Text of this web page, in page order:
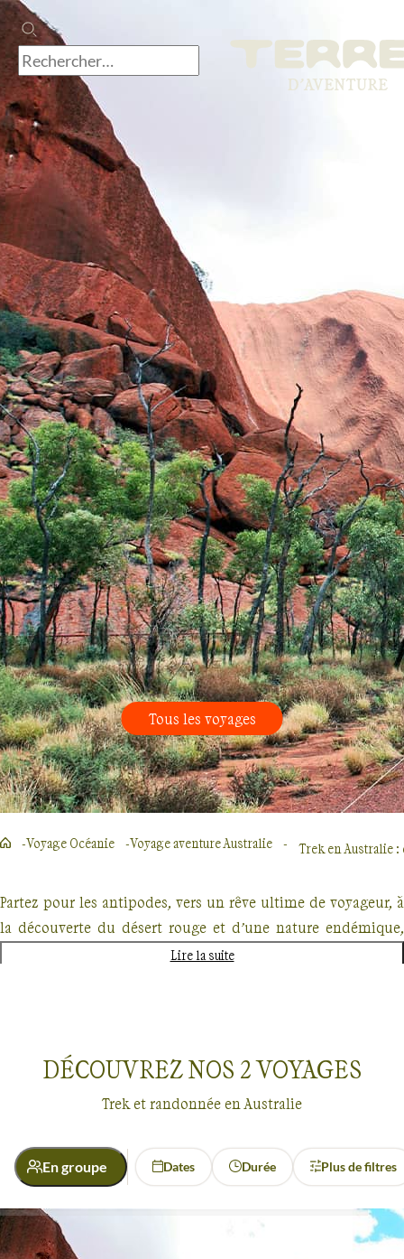
Tous les voyages
Voyage Océanie Voyage aventure Australie Trek en Australie
Partez pour les antipodes, vers un rêve ultime de voyageur, à
la découverte du désert rouge et d’une nature endémique,
peuplée densément que sur certaines zones littorales.
Ailleurs, la nature et le désert sont roi et reine. Nos
immense.
Vous parcourrez ainsiles Blue Mountains, près de Sydney et
de son opéra
, où vos pas vous mèneront à travers de denses
et majestueuses forêts d’eucalyptus. La grande barrière de
Lire la suite
DÉCOUVREZ NOS 2VOYAGES
Trek et randonnée en Australie
En groupe Dates Durée Plus de filtres
Environnement